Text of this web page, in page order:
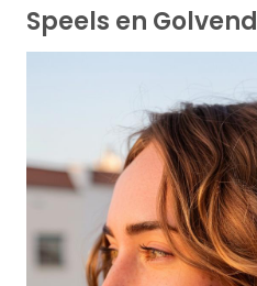
Speels en Golvend